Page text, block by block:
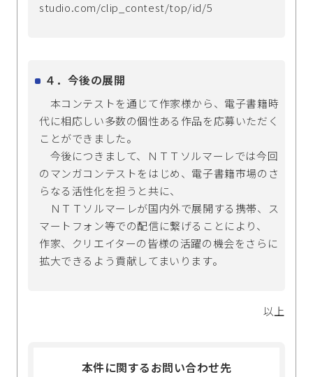
studio.com/clip_contest/top/id/5
４．今後の展開
本コンテストを通じて作家様から、電子書籍時
代に相応しい多数の個性ある作品を応募いただく
ことができました。
今後につきまして、ＮＴＴソルマーレでは今回
のマンガコンテストをはじめ、電子書籍市場のさ
らなる活性化を担うと共に、
ＮＴＴソルマーレが国内外で展開する携帯、ス
マートフォン等での配信に繋げることにより、
作家、クリエイターの皆様の活躍の機会をさらに
拡大できるよう貢献してまいります。
以上
本件に関するお問い合わせ先